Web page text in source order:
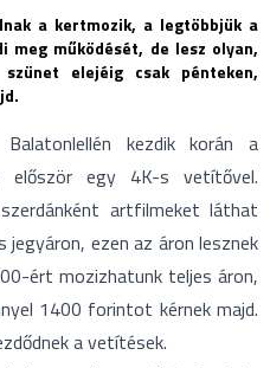
a kertmozik, a legtöbbjük a
meg működését, de lesz olyan,
elejéig csak pénteken,
kezdik korán a
először egy 4K-s vetítővel.
artfilmeket láthat
ezen az áron lesznek
ért mozizhatunk teljes áron,
1400 forintot kérnek majd.
a vetítések.